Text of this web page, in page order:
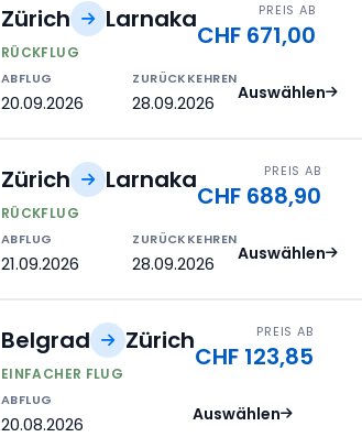
Zürich Larnaka
RÜCKFLUG
PREIS AB
CHF 671,00
ABFLUG
20.09.2026
ZURÜCKKEHREN
28.09.2026 Auswählen
Zürich Larnaka
RÜCKFLUG
PREIS AB
CHF 688,90
ABFLUG
21.09.2026
ZURÜCKKEHREN
28.09.2026 Auswählen
Belgrad Zürich
EINFACHER FLUG
PREIS AB
CHF 123,85
ABFLUG
20.08.2026 Auswählen